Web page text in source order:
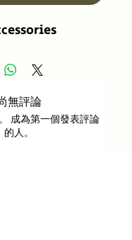
無評論
成為第一個發表評論
的人。